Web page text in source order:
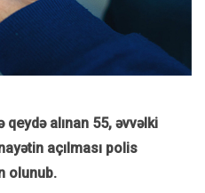
alınan 55, əvvəlki
açılması polis
olunub.